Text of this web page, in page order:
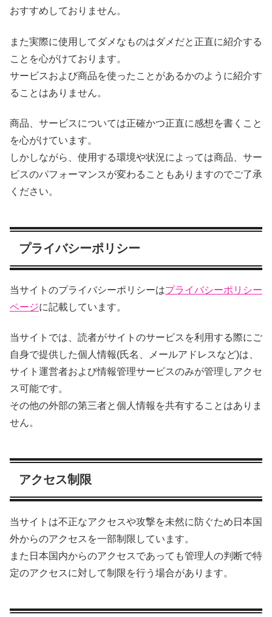
おすすめしておりません。
また実際に使用してダメなものはダメだと正直に紹介する
ことを心がけております。
サービスおよび商品を使ったことがあるかのように紹介す
ることはありません。
商品、サービスについては正確かつ正直に感想を書くこと
を心がけています。
しかしながら、使用する環境や状況によっては商品、サー
ビスのパフォーマンスが変わることもありますのでご了承
ください。
プライバシーポリシー
当サイトのプライバシーポリシーはプライバシーポリシー
ページに記載しています。
当サイトでは、読者がサイトのサービスを利用する際にご
自身で提供した個人情報(氏名、メールアドレスなど)は、
サイト運営者および情報管理サービスのみが管理しアクセ
ス可能です。
その他の外部の第三者と個人情報を共有することはありま
せん。
アクセス制限
当サイトは不正なアクセスや攻撃を未然に防ぐため日本国
外からのアクセスを一部制限しています。
また日本国内からのアクセスであっても管理人の判断で特
定のアクセスに対して制限を行う場合があります。